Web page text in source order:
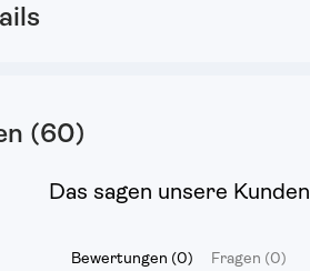
(60)
Das sagen unsere Kunden
Bewertungen (0) Fragen (0)